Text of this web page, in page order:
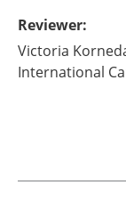
Reviewer:
Victoria
International